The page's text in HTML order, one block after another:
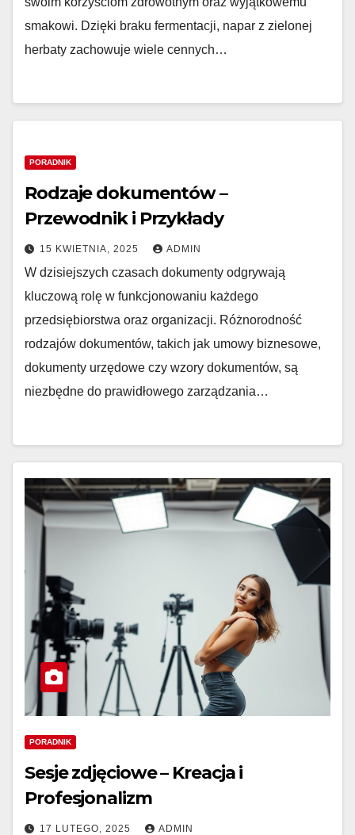
smakowi. Dzięki braku fermentacji, napar z zielonej
herbaty zachowuje wiele cennych…
PORADNIK
Rodzaje dokumentów –
Przewodnik i Przykłady
15 KWIETNIA, 2025 ADMIN
W dzisiejszych czasach dokumenty odgrywają
kluczową rolę w funkcjonowaniu każdego
przedsiębiorstwa oraz organizacji. Różnorodność
rodzajów dokumentów, takich jak umowy biznesowe,
dokumenty urzędowe czy wzory dokumentów, są
niezbędne do prawidłowego zarządzania…
PORADNIK
Sesje zdjęciowe – Kreacja i
Profesjonalizm
17 LUTEGO, 2025 ADMIN